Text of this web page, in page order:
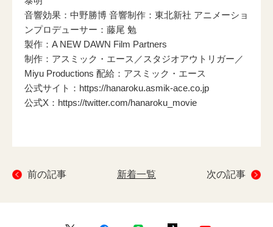
音響効果：中野勝博 音響制作：東北新社 アニメーショ
ンプロデューサー：藤尾 勉
製作：A NEW DAWN Film Partners
制作：アスミック・エース／スタジオアウトリガー／
Miyu Productions 配給：アスミック・エース
公式サイト： https://hanaroku.asmik-ace.co.jp
公式X： https://twitter.com/hanaroku_movie
前の記事 新着一覧 次の記事